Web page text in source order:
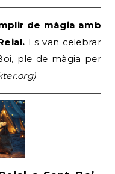
de màgia amb
Es van celebrar
ple de màgia per